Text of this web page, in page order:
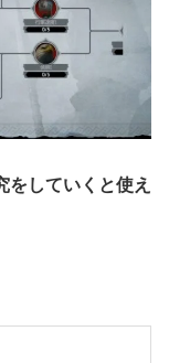
をしていくと使え